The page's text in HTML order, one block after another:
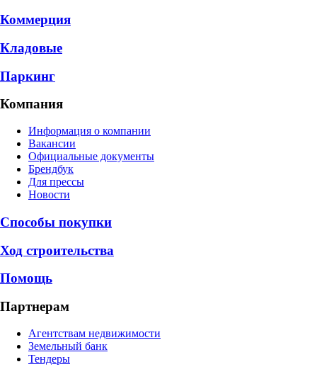
Коммерция
Кладовые
Паркинг
Компания
Информация о компании
Вакансии
Официальные документы
Брендбук
Для прессы
Новости
Способы покупки
Ход строительства
Помощь
Партнерам
Агентствам недвижимости
Земельный банк
Тендеры